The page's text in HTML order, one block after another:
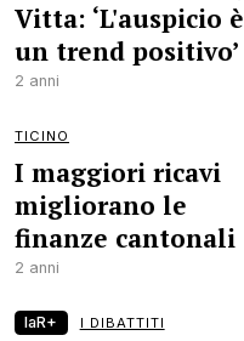
Vitta: ‘L'auspicio è
un trend positivo’
2 anni
TICINO
I maggiori ricavi
migliorano le
finanze cantonali
2 anni
laR+ I DIBATTITI